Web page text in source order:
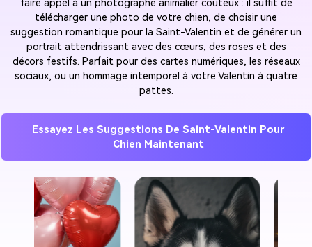
faire appel à un photographe animalier coûteux : il suffit de
télécharger une photo de votre chien, de choisir une
suggestion romantique pour la Saint-Valentin et de générer un
portrait attendrissant avec des cœurs, des roses et des
décors festifs. Parfait pour des cartes numériques, les réseaux
sociaux, ou un hommage intemporel à votre Valentin à quatre
pattes.
Essayez Les Suggestions De Saint-Valentin Pour
Chien Maintenant